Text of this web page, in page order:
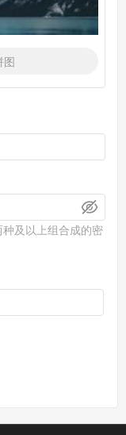
图
及以上组合成的密